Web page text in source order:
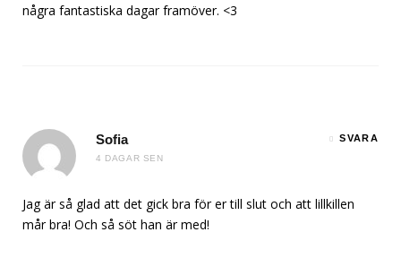
några fantastiska dagar framöver. <3
Sofia
4 DAGAR SEN
SVARA
Jag är så glad att det gick bra för er till slut och att lillkillen
mår bra! Och så söt han är med!